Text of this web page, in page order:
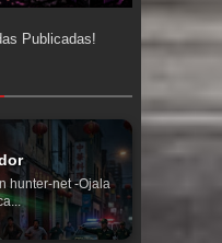
Publicadas!
hunter-net -Ojala